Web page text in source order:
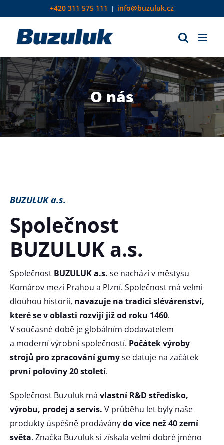
na
obsah
+420 311 575 111 | info@buzuluk.cz
O nás
BUZULUK a.s.
Společnost
BUZULUK a.s.
Společnost BUZULUK a.s. se nachází v městysu
Komárov mezi Prahou a Plzní. Společnost má velmi
dlouhou historii, navazuje na tradici slévárenství,
které se v oblasti rozvijí již od roku 1460.
V současné době je globálním dodavatelem
a moderní výrobní společností. Počátek výroby
strojů pro zpracování gumyse datuje na začátek
první poloviny 20 století.
Společnost Buzuluk má vlastní R&D středisko,
výrobu, prodej a servis. V průběhu let byly naše
produkty úspěšně prodáványdo více než 40 zemí
světa. Značka Buzuluk si získala velmi dobré jméno